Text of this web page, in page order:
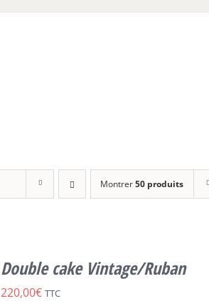
Montrer50 produits
Double cake Vintage/Ruban
220,00€ TTC